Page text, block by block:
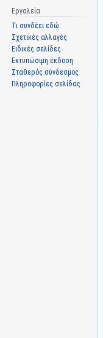
Εργαλεία
Τι συνδέει εδώ
Σχετικές αλλαγές
Ειδικές σελίδες
Εκτυπώσιμη έκδοση
Σταθερός σύνδεσμος
Πληροφορίες σελίδας